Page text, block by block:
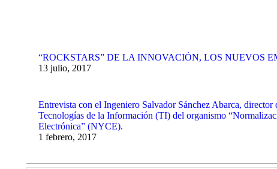
“ROCKSTARS” DE LA INNOVACIÓN, LOS NUEVOS
13 julio, 2017
Entrevista con el Ingeniero Salvador Sánchez Abarca, director
Tecnologías de la Información (TI) del organismo
Electrónica” (NYCE).
1 febrero, 2017